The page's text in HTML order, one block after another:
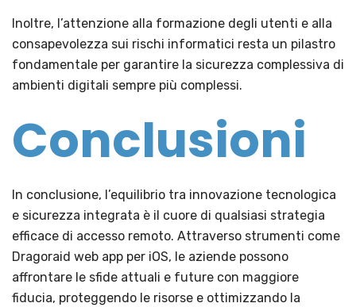
Inoltre, l’attenzione alla formazione degli utenti e alla
consapevolezza sui rischi informatici resta un pilastro
fondamentale per garantire la sicurezza complessiva di
ambienti digitali sempre più complessi.
Conclusioni
In conclusione, l’equilibrio tra innovazione tecnologica
e sicurezza integrata è il cuore di qualsiasi strategia
efficace di accesso remoto. Attraverso strumenti come
Dragoraid web app per iOS, le aziende possono
affrontare le sfide attuali e future con maggiore
fiducia, proteggendo le risorse e ottimizzando la